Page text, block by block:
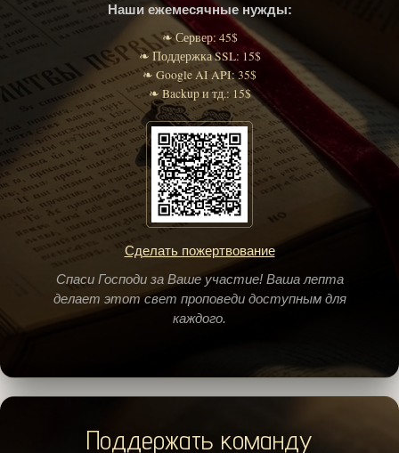
Наши ежемесячные нужды:
❧ Сервер: 45$
❧ Поддержка SSL: 15$
❧ Google AI API: 35$
❧ Backup и тд.: 15$
Сделать пожертвование
Спаси Господи за Ваше участие! Ваша лепта
делает этот свет проповеди доступным для
каждого.
Поддержать команду